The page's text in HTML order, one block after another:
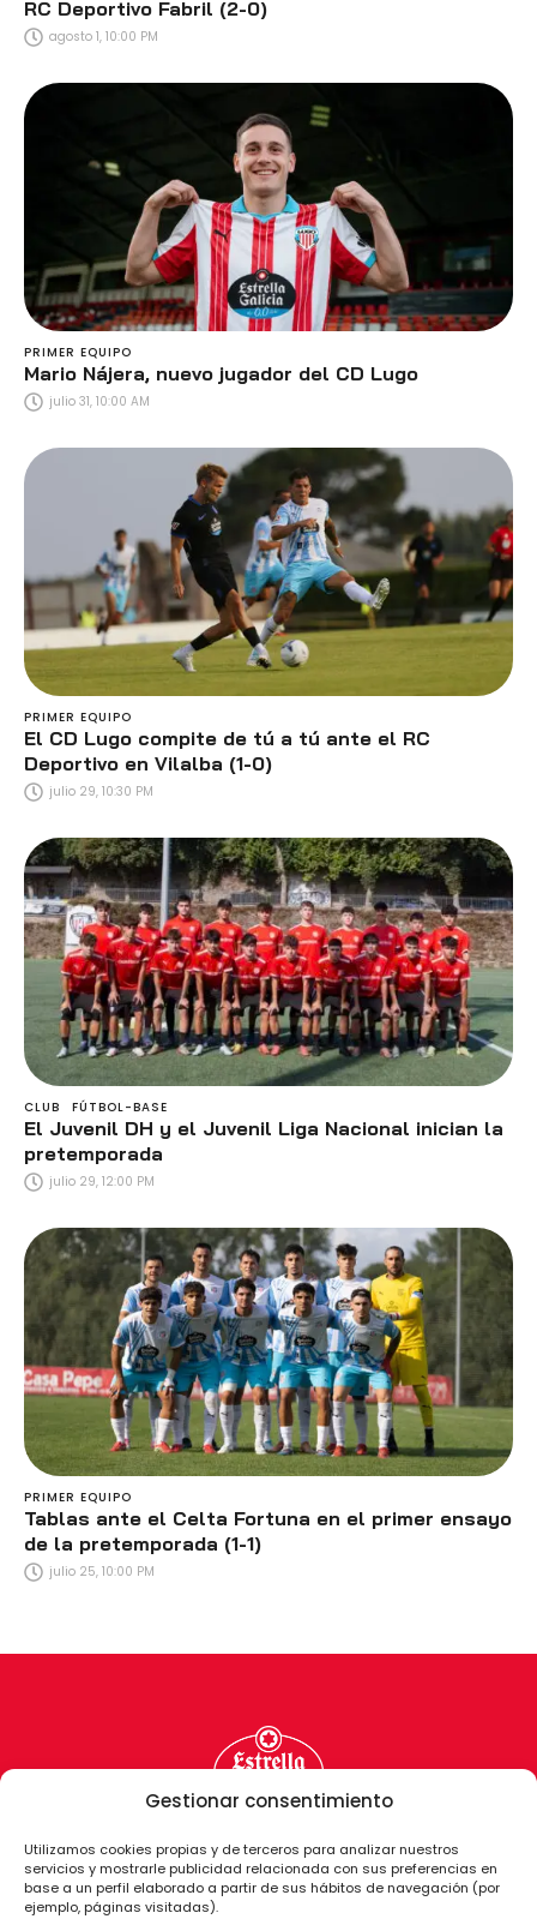
Gestionar consentimiento
Utilizamos cookies propias y de terceros para analizar nuestros
servicios y mostrarle publicidad relacionada con sus preferencias en
base a un perfil elaborado a partir de sus hábitos de navegación (por
ejemplo, páginas visitadas).
RC Deportivo Fabril (2-0)
agosto 1, 10:00 PM
PRIMER EQUIPO
Mario Nájera, nuevo jugador del CD Lugo
julio 31, 10:00 AM
PRIMER EQUIPO
El CD Lugo compite de tú a tú ante el RC
Deportivo en Vilalba (1-0)
julio 29, 10:30 PM
CLUB FÚTBOL-BASE
El Juvenil DH y el Juvenil Liga Nacional inician la
pretemporada
julio 29, 12:00 PM
PRIMER EQUIPO
Tablas ante el Celta Fortuna en el primer ensayo
de la pretemporada (1-1)
julio 25, 10:00 PM